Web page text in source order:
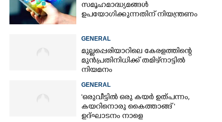
സമൂഹമാദ്ധ്യമങ്ങൾ
ഉപയോഗിക്കുന്നതിന് നിയന്ത്രണം
GENERAL
മുല്ലപ്പെരിയാറിലെ കേരളത്തിന്റെ
മുൻപ്രതിനിധിക്ക് തമിഴ്നാട്ടിൽ
നിയമനം
GENERAL
'ഒരുവീട്ടിൽ ഒരു കയർ ഉത്പന്നം,
കയറിനൊരു കൈത്താങ്ങ് '
ഉദ്ഘാടനം നാളെ